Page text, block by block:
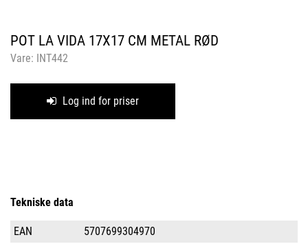
POT LA VIDA 17X17 CM METAL RØD
Vare: INT442
Log ind for priser
Tekniske data
EAN 5707699304970